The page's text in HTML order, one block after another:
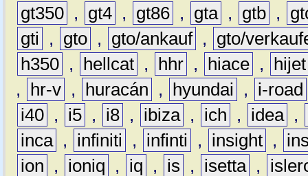
gt350 , gt4 , gt86 , gta , gtb ,
gti
, gto , gto/ankauf ,
gto/
h350 , hellcat , hhr , hiace ,
hijet
,
hr-v , huracán , hyundai ,
i-road
i40 , i5 , i8 , ibiza , ich , idea ,
inca , infiniti , infinti , insight ,
ion
, ioniq , iq , is , isetta ,